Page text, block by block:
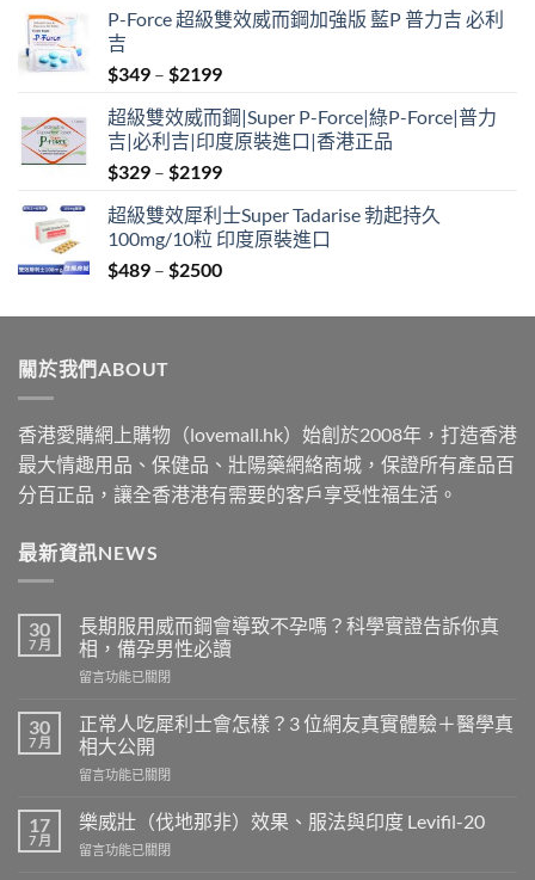
P-Force 超級雙效威而鋼加強版 藍P 普力吉 必利
吉
$349 – $2199Price
$349
through
$2199
超級雙效威而鋼|Super P-Force|綠P-Force|普力
吉|必利吉|印度原裝進口|香港正品
$329 – $2199Price
$329
through
$2199
超級雙效犀利士Super Tadarise 勃起持久
100mg/10粒 印度原裝進口
$489 – $2500Price
$489
關於我們ABOUT
香港愛購網上購物（lovemall.hk）始創於2008年，打造香港
最大情趣用品、保健品、壯陽藥網絡商城，保證所有產品百
分百正品，讓全香港港有需要的客戶享受性福生活。
最新資訊NEWS
30
7 月
長期服用威而鋼會導致不孕嗎？科學實證告訴你真
相，備孕男性必讀
在
期
服
用
威
鋼
導
留言功能已關閉
30
7 月
正常人吃犀利士會怎樣？3 位網友真實體驗＋醫學真
相大公開
在
常
人
吃
留言功能已關閉
17
7 月
樂威壯（伐地那非）效果、服法與印度 Levifil-20
在
留言功能已關閉